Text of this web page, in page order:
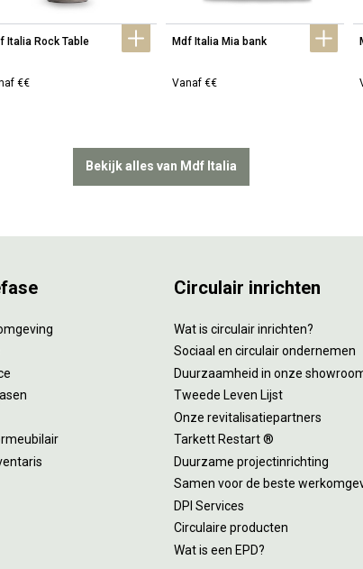
Italia Rock Table
€€
Mdf Italia Mia bank
Vanaf €€
Bekijk alles van Mdf Italia
Circulair inrichten
Wat is circulair inrichten?
Sociaal en circulair ondernemen
Duurzaamheid in onze
Tweede Leven Lijst
Onze revitalisatiepartners
Tarkett Restart ®
Duurzame projectinrichting
Samen voor de beste
DPI Services
Circulaire producten
Wat is een EPD?